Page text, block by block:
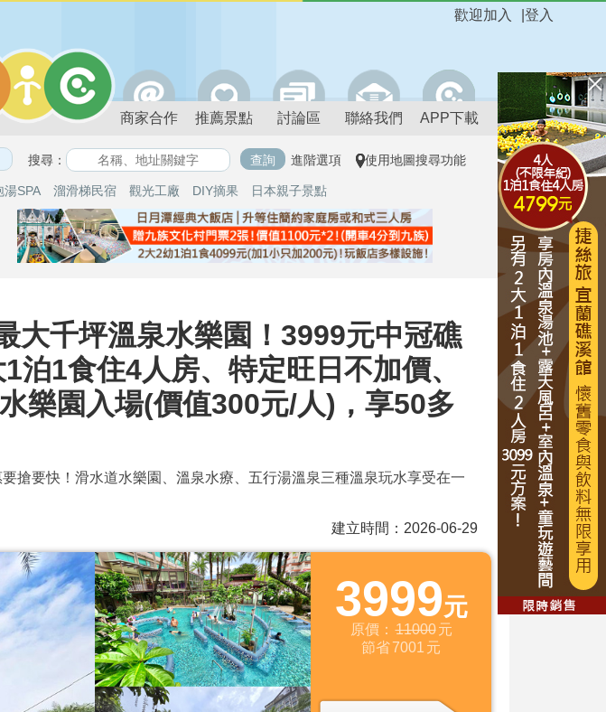
登入
歡迎加入
商家合作 推薦景點 討論區 聯絡我們 APP下載
搜尋： 進階選項 使用地圖搜尋功能
湯SPA 溜滑梯民宿 觀光工廠 DIY摘果 日本親子景點
大千坪溫泉水樂園！3999元中冠礁
1食住4人房、特定旺日不加價、
樂園入場(價值300元/人)，享50多
搶要快！滑水道水樂園、溫泉水療、五行湯溫泉三種溫泉玩水享受在一
建立時間：2026-06-29
3999元
原價： 11000 元
節省7001 元